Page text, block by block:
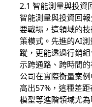
2.1 智能測量與投資
智能測量與投資回
要戰場，這領域的
策模式。先進的AI
蹤，更能透過行銷
示跨通路、跨時間
公司在實際衡量案
高出57%，這種差
模型等進階領域尤